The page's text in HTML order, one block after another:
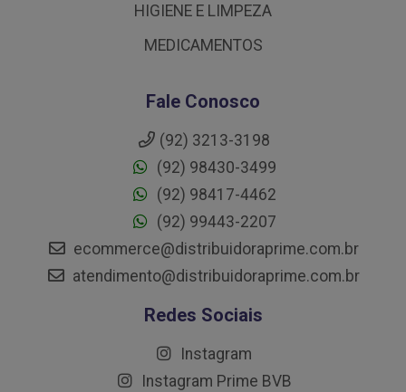
HIGIENE E LIMPEZA
MEDICAMENTOS
Fale Conosco
(92) 3213-3198
(92) 98430-3499
(92) 98417-4462
(92) 99443-2207
ecommerce@distribuidoraprime.com.br
atendimento@distribuidoraprime.com.br
Redes Sociais
Instagram
Instagram Prime BVB